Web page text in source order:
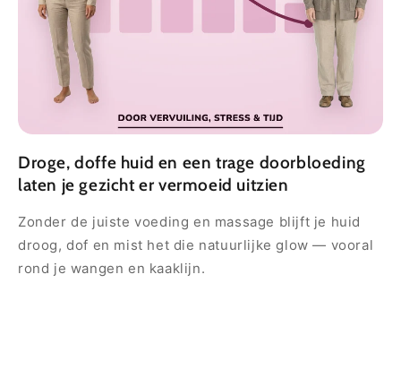
Droge, doffe huid en een trage doorbloeding
laten je gezicht er vermoeid uitzien
Zonder de juiste voeding en massage blijft je huid
droog, dof en mist het die natuurlijke glow — vooral
rond je wangen en kaaklijn.